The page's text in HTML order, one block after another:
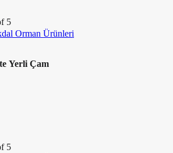
5
Orman Ürünleri
Yerli Çam
5